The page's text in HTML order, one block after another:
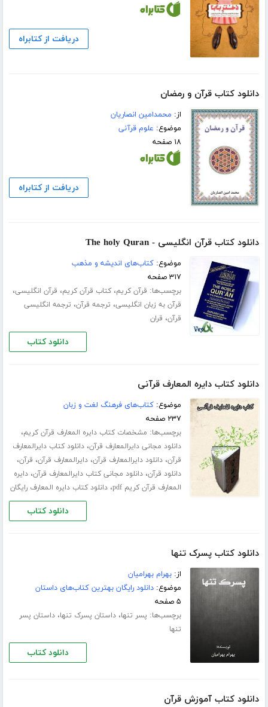
دریافت از کتابراه
دانلود کتاب قرآن و رمضان
از: محمدامین انصاریان
موضوع: علوم قرآنی
۱۸ صفحه
دریافت از کتابراه
دانلود کتاب قرآن انگلیسی - The holy Quran
موضوع:کتاب‌های اندیشه و مذهب
۳۱۷ صفحه
برچسب‌ها: قرآن کریم،کتاب قرآن کریم، قرآن انگلیسی،
قرآن به زبان انگلیسی، ترجمه قرآن، ترجمه انگلیسی
قرآن، قران
دانلود کتاب
دانلود کتاب دایره المعارف قرآنی
موضوع:کتاب‌های فرهنگ لغت و زبان
۲۳۷ صفحه
برچسب‌ها: مشخصات کتاب دایره المعارف قرآن کریم،
دانلود مجانی دایرالمعارف قرآن،دانلود کتاب دایرالمعارف
قرآن،دانلود دایرالمعارف قرآن،دایرالمعارف قرآن، قرآن،
دانلود قرآن،دانلود مجانی کتاب دایرالمعارف قرآن،دایره
المعارف قرآن کریم pdf
،دانلود کتاب دایره المعارف رایگان
دانلود کتاب
دانلود کتاب پسرک تنها
از:بهرام بهرامیان
موضوع:دانلود رایگان بهترین کتاب‌های داستان
۵ صفحه
برچسب‌ها: پسر تنها،داستان پسرک تنها،داستان پسر
تنها
دانلود کتاب
دانلود کتاب آموزش قرآن